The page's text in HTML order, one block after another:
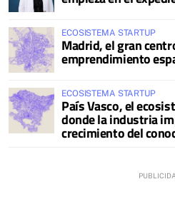
ECOSISTEMA STARTUP
Madrid, el gran
emprendimiento
ECOSISTEMA STARTUP
País Vasco, el
donde la industria
crecimiento del